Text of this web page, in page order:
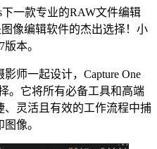
一款专业的RAW文件编辑
像编辑软件的杰出选择！小
本。
师一起设计，Capture One
。它将所有必备工具和高端
灵活且有效的工作流程中捕
像。